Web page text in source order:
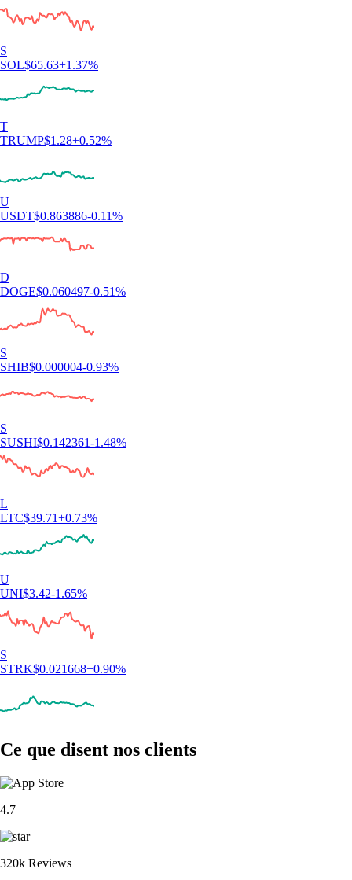
S
SOL$65.63+1.37%
T
TRUMP$1.28+0.52%
U
USDT$0.863886-0.11%
D
DOGE$0.060497-0.51%
S
SHIB$0.000004-0.93%
S
SUSHI$0.142361-1.48%
L
LTC$39.71+0.73%
U
UNI$3.42-1.65%
S
STRK$0.021668+0.90%
Ce que disent nos clients
4.7
320k Reviews